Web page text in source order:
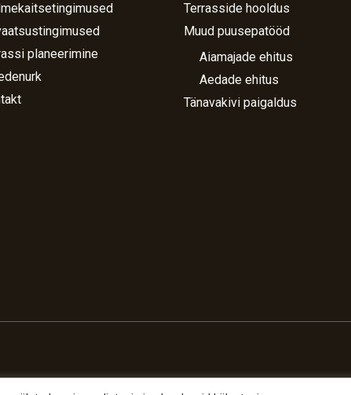
planeerimine
Terrasside hooldus
Muud puusepatööd
Aiamajade ehitus
Aedade ehitus
Tänavakivi paigaldus